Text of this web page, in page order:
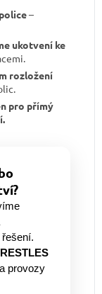
–
ukotvení ke
rozložení
pro přímý
provozy